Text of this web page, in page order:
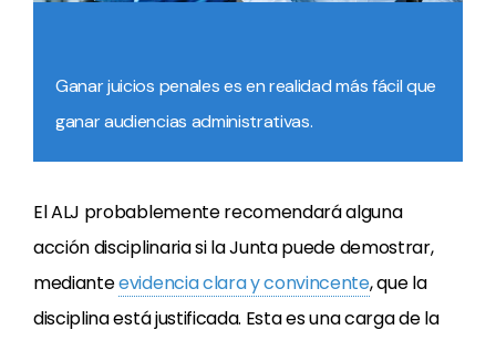
Ganar juicios penales es en realidad más fácil que
ganar audiencias administrativas.
El ALJ probablemente recomendará alguna
acción disciplinaria si la Junta puede demostrar,
medianteevidencia clara y convincente, que la
disciplina está justificada. Esta es una carga de la